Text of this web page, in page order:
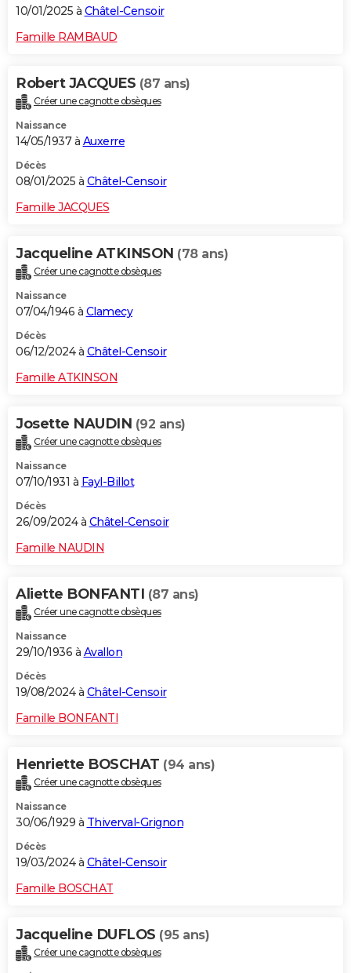
10/01/2025 à Châtel-Censoir
Famille RAMBAUD
Robert JACQUES (87 ans)
Créer une cagnotte obsèques
Naissance
14/05/1937 à Auxerre
Décès
08/01/2025 à Châtel-Censoir
Famille JACQUES
Jacqueline ATKINSON (78 ans)
Créer une cagnotte obsèques
Naissance
07/04/1946 à Clamecy
Décès
06/12/2024 à Châtel-Censoir
Famille ATKINSON
Josette NAUDIN (92 ans)
Créer une cagnotte obsèques
Naissance
07/10/1931 à Fayl-Billot
Décès
26/09/2024 à Châtel-Censoir
Famille NAUDIN
Aliette BONFANTI (87 ans)
Créer une cagnotte obsèques
Naissance
29/10/1936 à Avallon
Décès
19/08/2024 à Châtel-Censoir
Famille BONFANTI
Henriette BOSCHAT (94 ans)
Créer une cagnotte obsèques
Naissance
30/06/1929 à Thiverval-Grignon
Décès
19/03/2024 à Châtel-Censoir
Famille BOSCHAT
Jacqueline DUFLOS (95 ans)
Créer une cagnotte obsèques